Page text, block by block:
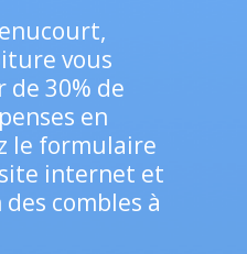
vous
30% de
en
le formulaire
internet et
combles à